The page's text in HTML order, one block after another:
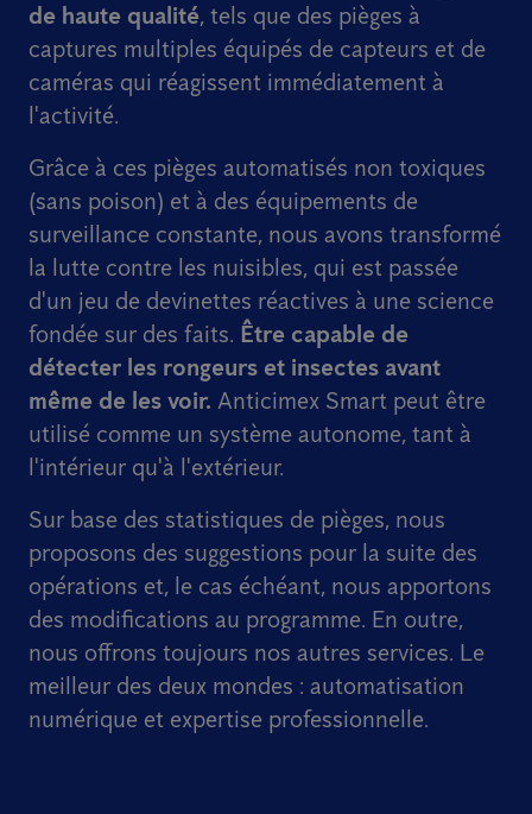
de haute qualité, tels que des pièges à
captures multiples équipés de capteurs et de
caméras qui réagissent immédiatement à
l'activité.
Grâce à ces pièges automatisés non toxiques
(sans poison) et à des équipements de
surveillance constante, nous avons transformé
la lutte contre les nuisibles, qui est passée
d'un jeu de devinettes réactives à une science
fondée sur des faits. Être capable de
détecter les rongeurs et insectes avant
même de les voir. Anticimex Smart peut être
utilisé comme un système autonome, tant à
l'intérieur qu'à l'extérieur.
Sur base des statistiques de pièges, nous
proposons des suggestions pour la suite des
opérations et, le cas échéant, nous apportons
des modifications au programme. En outre,
nous offrons toujours nos autres services. Le
meilleur des deux mondes : automatisation
numérique et expertise professionnelle.